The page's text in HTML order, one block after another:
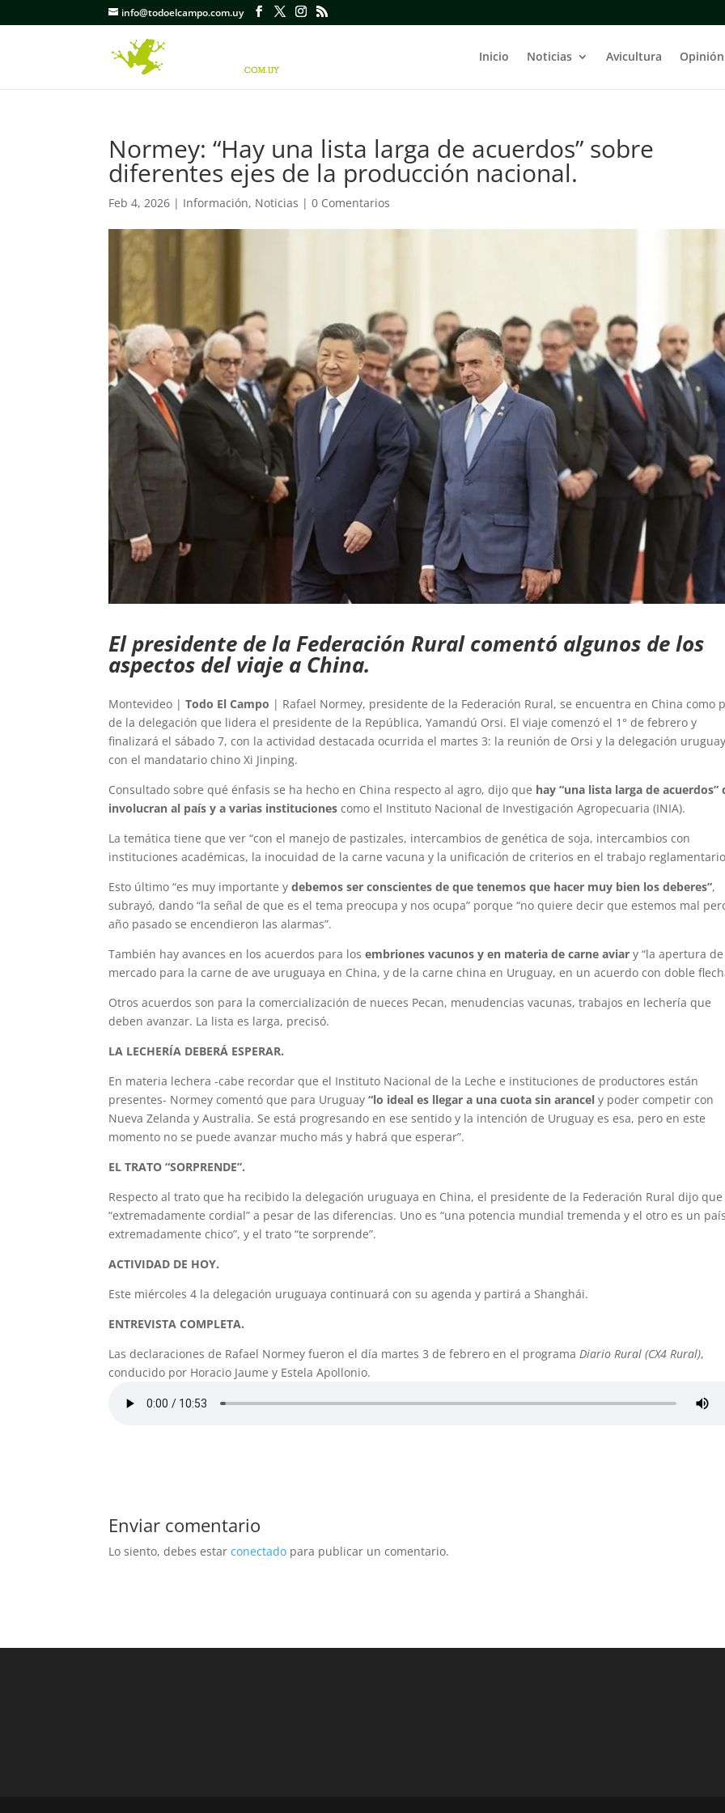
info@todoelcampo.com.uy
Inicio Noticias Avicultura Opinión
Normey: “Hay una lista larga de acuerdos” sobre
diferentes ejes de la producción nacional.
Feb 4, 2026 | Información, Noticias |0 Comentarios
El presidente de la Federación Rural comentó algunos de los
aspectos del viaje a China.
Montevideo |Todo El Campo | Rafael Normey, presidente de la Federación Rural, se encuentra en China como
de la delegación que lidera el presidente de la República, Yamandú Orsi. El viaje comenzó el 1° de febrero y
finalizará el sábado 7, con la actividad destacada ocurrida el martes 3: la reunión de Orsi y la delegación
con el mandatario chino Xi Jinping.
Consultado sobre qué énfasis se ha hecho en China respecto al agro, dijo que hay “una lista larga de acuerdos”
involucran al país y a varias instituciones como el Instituto Nacional de Investigación Agropecuaria (INIA).
La temática tiene que ver “con el manejo de pastizales, intercambios de genética de soja, intercambios con
instituciones académicas, la inocuidad de la carne vacuna y la unificación de criterios en el trabajo
Esto último “es muy importante ydebemos ser conscientes de que tenemos que hacer muy bien los deberes”,
subrayó, dando “la señal de que es el tema preocupa y nos ocupa” porque “no quiere decir que estemos mal
año pasado se encendieron las alarmas”.
También hay avances en los acuerdos para losembriones vacunos y en materia de carne aviar y “la apertura de
mercado para la carne de ave uruguaya en China, y de la carne china en Uruguay, en un acuerdo con doble
Otros acuerdos son para la comercialización de nueces Pecan, menudencias vacunas, trabajos en lechería que
deben avanzar. La lista es larga, precisó.
LA LECHERÍA DEBERÁ ESPERAR.
En materia lechera -cabe recordar que el Instituto Nacional de la Leche e instituciones de productores están
presentes- Normey comentó que para Uruguay“lo ideal es llegar a una cuota sin arancel y poder competir con
Nueva Zelanda y Australia. Se está progresando en ese sentido y la intención de Uruguay es esa, pero en este
momento no se puede avanzar mucho más y habrá que esperar”.
EL TRATO “SORPRENDE”.
Respecto al trato que ha recibido la delegación uruguaya en China, el presidente de la Federación Rural dijo que
“extremadamente cordial” a pesar de las diferencias. Uno es “una potencia mundial tremenda y el otro es un
extremadamente chico”, y el trato “te sorprende”.
ACTIVIDAD DE HOY.
Este miércoles 4 la delegación uruguaya continuará con su agenda y partirá a Shanghái.
ENTREVISTA COMPLETA.
Las declaraciones de Rafael Normey fueron el día martes 3 de febrero en el programaDiario Rural (CX4 Rural),
conducido por Horacio Jaume y Estela Apollonio.
Enviar comentario
Lo siento, debes estarconectado para publicar un comentario.